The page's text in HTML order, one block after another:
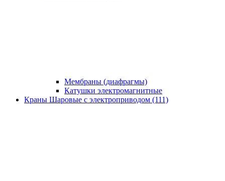
Мембраны (диафрагмы)
Катушки электромагнитные
Краны Шаровые с электроприводом (111)